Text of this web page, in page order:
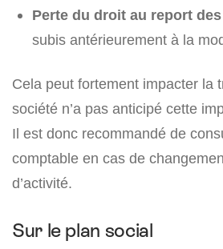
Perte du droit au report
subis antérieurement à la
Cela peut fortement impacter la
société n’a pas anticipé cette
Il est donc recommandé de
comptable en cas de
d’activité.
Sur le plan social